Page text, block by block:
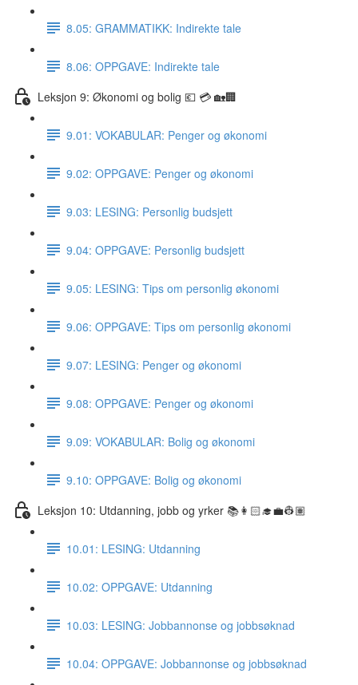
8.05: GRAMMATIKK: Indirekte tale
8.06: OPPGAVE: Indirekte tale
Leksjon 9: Økonomi og bolig 💶 💳 🏡🏢
9.01: VOKABULAR: Penger og økonomi
9.02: OPPGAVE: Penger og økonomi
9.03: LESING: Personlig budsjett
9.04: OPPGAVE: Personlig budsjett
9.05: LESING: Tips om personlig økonomi
9.06: OPPGAVE: Tips om personlig økonomi
9.07: LESING: Penger og økonomi
9.08: OPPGAVE: Penger og økonomi
9.09: VOKABULAR: Bolig og økonomi
9.10: OPPGAVE: Bolig og økonomi
Leksjon 10: Utdanning, jobb og yrker 📚👩🏻‍🎓💼👷🏽
10.01: LESING: Utdanning
10.02: OPPGAVE: Utdanning
10.03: LESING: Jobbannonse og jobbsøknad
10.04: OPPGAVE: Jobbannonse og jobbsøknad